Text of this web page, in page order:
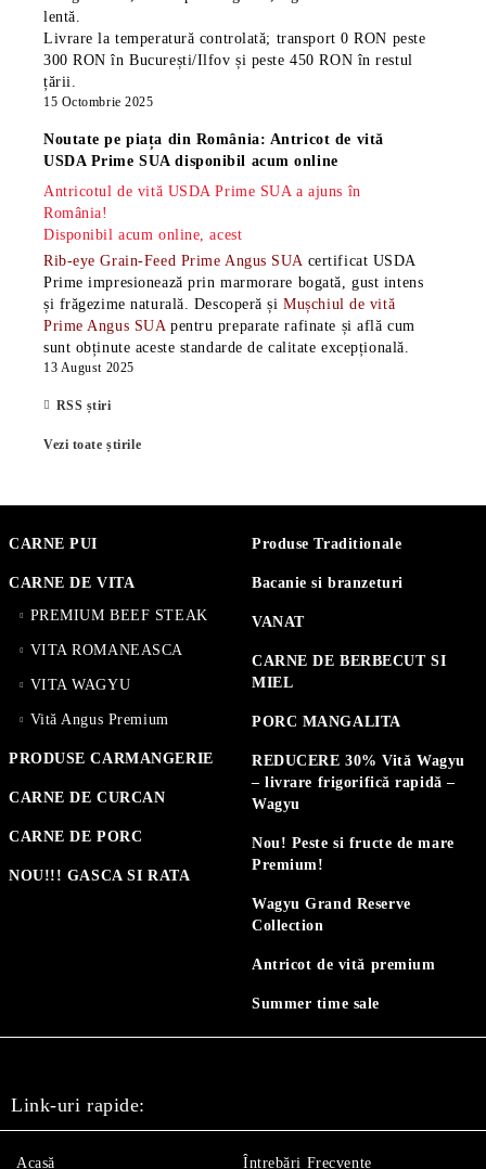
lentă.
Livrare la temperatură controlată; transport 0 RON peste
300 RON în București/Ilfov și peste 450 RON în restul
țării.
15 Octombrie 2025
Noutate pe piața din România: Antricot de vită
USDA Prime SUA disponibil acum online
Antricotul de vită USDA Prime SUA a ajuns în
România!
Disponibil acum online, acest
Rib-eye Grain-Feed Prime Angus SUA certificat USDA
Prime impresionează prin marmorare bogată, gust intens
și frăgezime naturală. Descoperă șiMușchiul de vită
Prime Angus SUA pentru preparate rafinate și află cum
sunt obținute aceste standarde de calitate excepțională.
13 August 2025
RSS știri
Vezi toate știrile
CARNE PUI
CARNE DE VITA
PREMIUM BEEF STEAK
VITA ROMANEASCA
VITA WAGYU
Vită Angus Premium
PRODUSE CARMANGERIE
CARNE DE CURCAN
CARNE DE PORC
NOU!!! GASCA SI RATA
Produse Traditionale
Bacanie si branzeturi
VANAT
CARNE DE BERBECUT SI
MIEL
PORC MANGALITA
REDUCERE 30% Vită Wagyu
– livrare frigorifică rapidă –
Wagyu
Nou! Peste si fructe de mare
Premium!
Wagyu Grand Reserve
Collection
Antricot de vită premium
Summer time sale
Link-uri rapide:
Acasă Întrebări Frecvente